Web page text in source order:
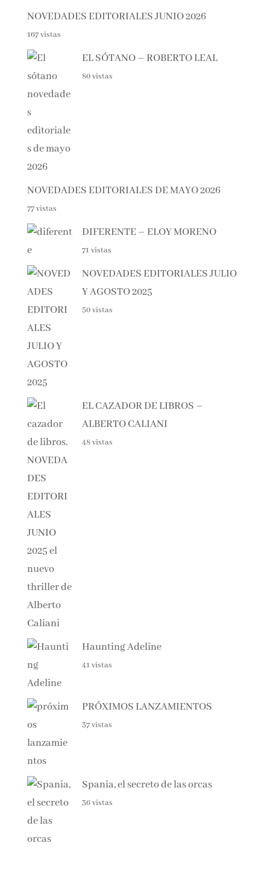
NOVEDADES EDITORIALES JUNIO 2026
167 vistas
EL SÓTANO – ROBERTO LEAL
80 vistas
NOVEDADES EDITORIALES DE MAYO 2026
77 vistas
DIFERENTE – ELOY MORENO
71 vistas
NOVEDADES EDITORIALES JULIO
Y AGOSTO 2025
50 vistas
EL CAZADOR DE LIBROS –
ALBERTO CALIANI
48 vistas
Haunting Adeline
41 vistas
PRÓXIMOS LANZAMIENTOS
37 vistas
Spania, el secreto de las orcas
36 vistas